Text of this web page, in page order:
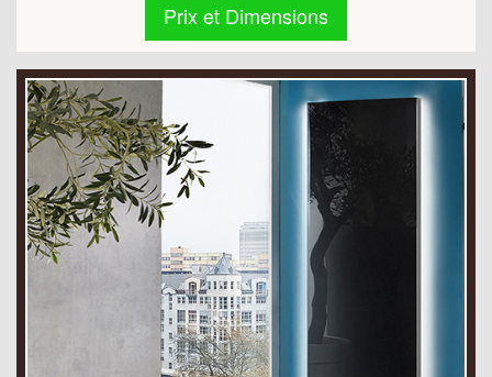
Prix et Dimensions